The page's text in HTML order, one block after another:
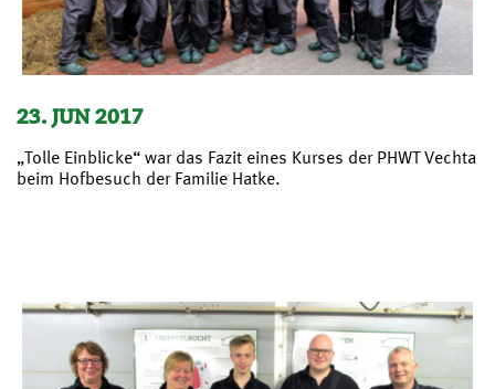
23. JUN 2017
„Tolle Einblicke“ war das Fazit eines Kurses der PHWT Vechta
beim Hofbesuch der Familie Hatke.